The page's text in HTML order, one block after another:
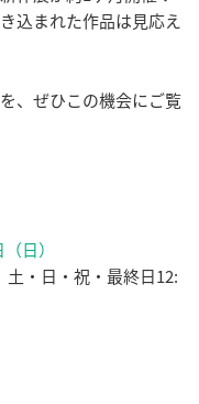
込まれた作品は見応え
、ぜひこの機会にご覧
日）
土・日・祝・最終日12: